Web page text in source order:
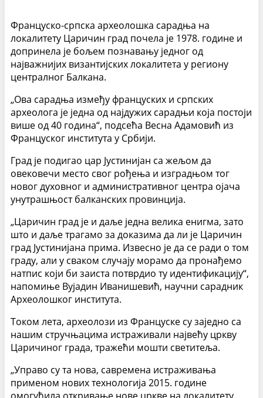
Француско-српска археолошка сарадња на
локалитету Царичин град почела је 1978. године и
допринела је бољем познавању једног од
најважнијих византијских локалитета у региону
централног Балкана.
„Ова сарадња између француских и српских
археолога је једна од најдужих сарадњи која постоји
више од 40 година“, подсећа Весна Адамовић из
Француског института у Србији.
Град је подигао цар Јустинијан са жељом да
овековечи место свог рођења и изградњом тог
новог духовног и административног центра ојача
унутрашњост балканских провинција.
„Царичин град је и даље једна велика енигма, зато
што и даље трагамо за доказима да ли је Царичин
град Јустинијана прима. Извесно је да се ради о том
граду, али у сваком случају морамо да пронађемо
натпис који би заиста потврдио ту идентификацију“,
напомиње Вујадин Иванишевић, научни сарадник
Археолошког института.
Током лета, археолози из Француске су заједно са
нашим стручњацима истраживали највећу цркву
Царичиног града, тражећи мошти светитеља.
„Управо су та нова, савремена истраживања
применом нових технологија 2015. године